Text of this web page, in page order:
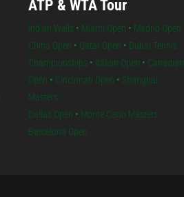
ATP & WTA Tour
Indian Wells • Miami Open • Madrid Open
China Open • Qatar Open • Dubai Tennis
Championships • Italian Open • Canadian
Open • Cincinnati Open • Shanghai
Masters
Dallas Open • Monte Carlo Masters
Barcelona Open